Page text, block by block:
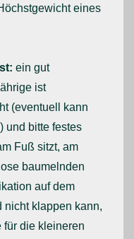
eines
ein gut
ist
(eventuell kann
und bitte festes
Fuß sitzt, am
baumelnden
auf dem
nicht klappen kann,
für die kleineren